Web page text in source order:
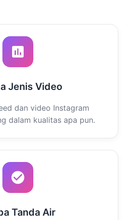
Jenis Video
dan video Instagram
dalam kualitas apa pun.
Tanda Air